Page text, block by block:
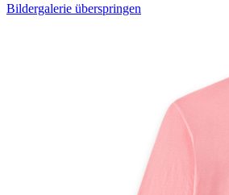
Bildergalerie überspringen